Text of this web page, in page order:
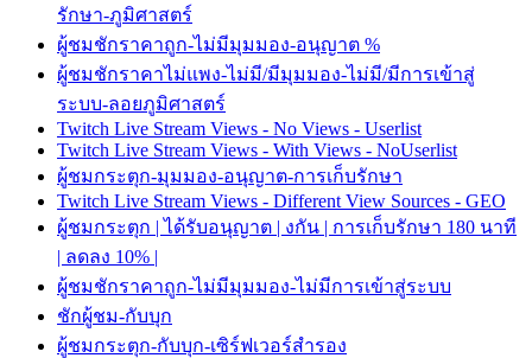
รักษา-ภูมิศาสตร์
ผู้ชมชักราคาถูก-ไม่มีมุมมอง-อนุญาต %
ผู้ชมชักราคาไม่แพง-ไม่มี/มีมุมมอง-ไม่มี/มีการเข้าสู่
ระบบ-ลอยภูมิศาสตร์
Twitch Live Stream Views - No Views - Userlist
Twitch Live Stream Views - With Views - NoUserlist
ผู้ชมกระตุก-มุมมอง-อนุญาต-การเก็บรักษา
Twitch Live Stream Views - Different View Sources - GEO
ผู้ชมกระตุก | ได้รับอนุญาต | งกัน | การเก็บรักษา 180 นาที
| ลดลง 10% |
ผู้ชมชักราคาถูก-ไม่มีมุมมอง-ไม่มีการเข้าสู่ระบบ
ชักผู้ชม-กับบุก
ผู้ชมกระตุก-กับบุก-เซิร์ฟเวอร์สำรอง